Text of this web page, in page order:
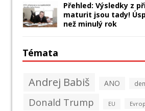
Přehled: Výsledky z
maturit jsou tady!
než minulý rok
Témata
Andrej Babiš ANO
Donald Trump EU